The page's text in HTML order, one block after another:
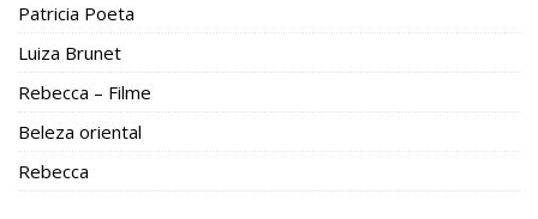
Patricia Poeta
Luiza Brunet
Rebecca – Filme
Beleza oriental
Rebecca